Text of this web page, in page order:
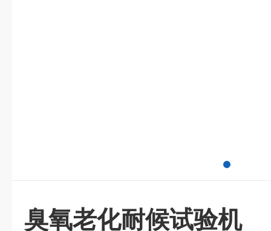
臭氧老化耐候试验机